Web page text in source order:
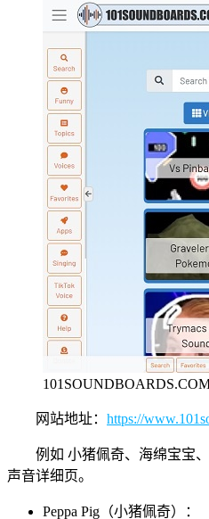
网站地址： https://
例如 小猪佩奇、海绵宝宝
声音详细页。
Peppa Pig（小猪佩奇）：